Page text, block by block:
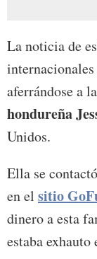
La noticia de
aferrándose a
hondureña
Unidos.
Ella se
en el sitio
dinero a esta
estaba